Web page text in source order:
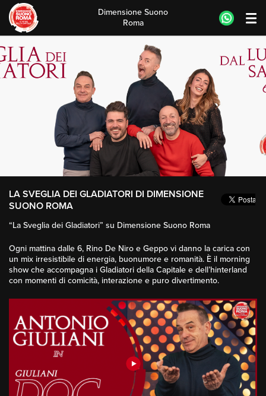
to
content
Dimensione Suono
Roma
LA SVEGLIA DEI GLADIATORI DI DIMENSIONE
SUONO ROMA
“La Sveglia dei Gladiatori” su Dimensione Suono Roma
Ogni mattina dalle 6, Rino De Niro e Geppo vi danno la carica con
un mix irresistibile di energia, buonumore e romanità. È il morning
show che accompagna i Gladiatori della Capitale e dell’hinterland
con momenti di comicità, interazione e puro divertimento.